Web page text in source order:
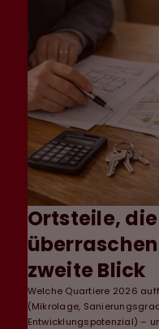
Ortsteile, die
zweite Blick
Welche Quartiere 2026
(Mikrolage,
Entwicklungspotenzial) –